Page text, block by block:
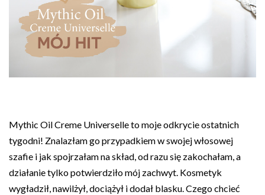
Mythic Oil Creme Universelle to moje odkrycie ostatnich
tygodni! Znalazłam go przypadkiem w swojej włosowej
szafie i jak spojrzałam na skład, od razu się zakochałam, a
działanie tylko potwierdziło mój zachwyt. Kosmetyk
wygładził, nawilżył, dociążył i dodał blasku. Czego chcieć